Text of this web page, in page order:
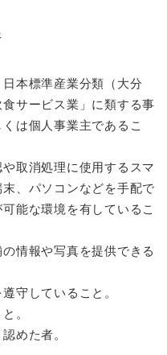
本標準産業分類（大分
サービス業」に類する事
は個人事業主であるこ
取消処理に使用するスマ
、パソコンなどを手配で
能な環境を有しているこ
情報や写真を提供できる
守していること。
。
めた者。